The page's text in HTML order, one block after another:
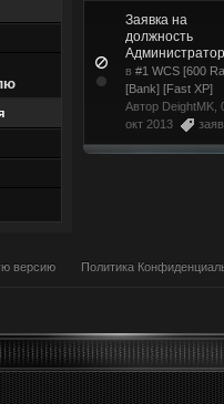
Заявка на
должность
в #1 WCS [600
[Bank] [Fast XP]
Автор DeightMK
окт 2013
версию Политика